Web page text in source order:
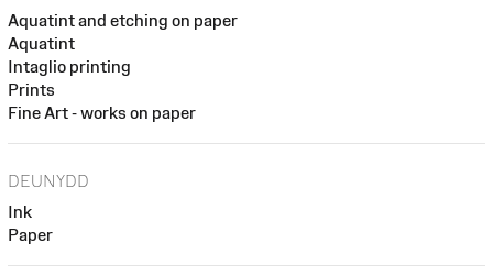
Aquatint and etching on paper
Aquatint
Intaglio printing
Prints
Fine Art - works on paper
DEUNYDD
Ink
Paper